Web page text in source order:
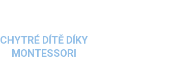
CHYTRÉ DÍTĚ DÍKY
MONTESSORI